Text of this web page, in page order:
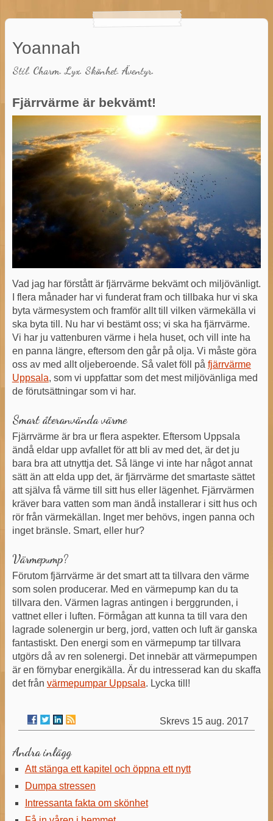
Yoannah
Stil. Charm. Lyx. Skönhet. Äventyr.
Fjärrvärme är bekvämt!
Vad jag har förstått är fjärrvärme bekvämt och miljövänligt.
I flera månader har vi funderat fram och tillbaka hur vi ska
byta värmesystem och framför allt till vilken värmekälla vi
ska byta till. Nu har vi bestämt oss; vi ska ha fjärrvärme.
Vi har ju vattenburen värme i hela huset, och vill inte ha
en panna längre, eftersom den går på olja. Vi måste göra
oss av med allt oljeberoende. Så valet föll på fjärrvärme
Uppsala, som vi uppfattar som det mest miljövänliga med
de förutsättningar som vi har.
Smart återanvända värme
Fjärrvärme är bra ur flera aspekter. Eftersom Uppsala
ändå eldar upp avfallet för att bli av med det, är det ju
bara bra att utnyttja det. Så länge vi inte har något annat
sätt än att elda upp det, är fjärrvärme det smartaste sättet
att själva få värme till sitt hus eller lägenhet. Fjärrvärmen
kräver bara vatten som man ändå installerar i sitt hus och
rör från värmekällan. Inget mer behövs, ingen panna och
inget bränsle. Smart, eller hur?
Värmepump?
Förutom fjärrvärme är det smart att ta tillvara den värme
som solen producerar. Med en värmepump kan du ta
tillvara den. Värmen lagras antingen i berggrunden, i
vattnet eller i luften. Förmågan att kunna ta till vara den
lagrade solenergin ur berg, jord, vatten och luft är ganska
fantastiskt. Den energi som en värmepump tar tillvara
utgörs då av ren solenergi. Det innebär att värmepumpen
är en förnybar energikälla. Är du intresserad kan du skaffa
det från värmepumpar Uppsala. Lycka till!
15 aug. 2017
Andra inlägg
Att stänga ett kapitel och öppna ett nytt
Dumpa stressen
Intressanta fakta om skönhet